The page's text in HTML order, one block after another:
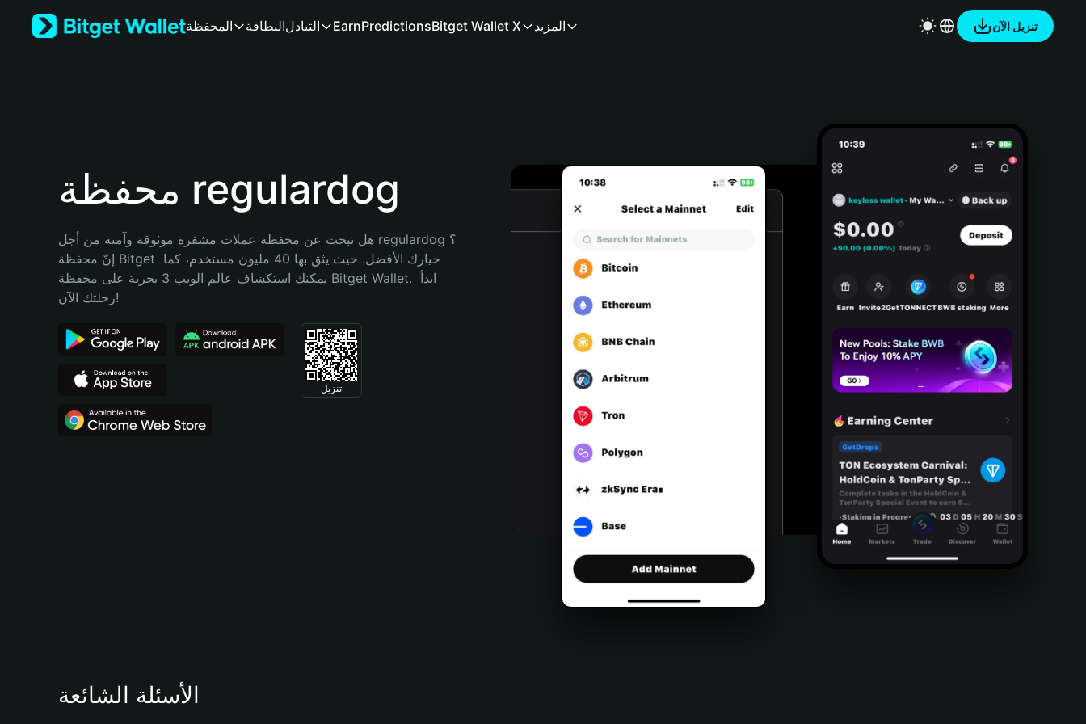
Bahasa Indonesia
Português (Brasil)
المحفظة البطاقةالتبادل EarnPredictionsBitget Wallet X المزيد تنزيل الآن
محفظة regulardog
هل تبحث عن محفظة عملات مشفرة موثوقة وآمنة من أجل regulardog؟
إنّ محفظة Bitget خيارك الأفضل. حيث يثق بها 40 مليون مستخدم، كما
يمكنك استكشاف عالم الويب 3 بحرية على محفظة Bitget Wallet. ابدأ
رحلتك الآن!
تنزيل
الأسئلة الشائعة